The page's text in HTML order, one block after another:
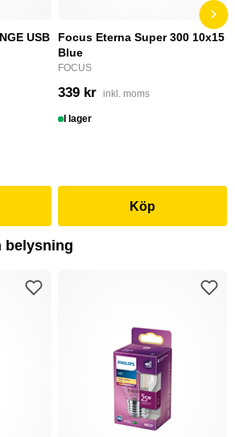
USB
Focus Eterna Super 300 10x15
Blue
FOCUS
339 kr inkl. moms
I lager
Köp
belysning